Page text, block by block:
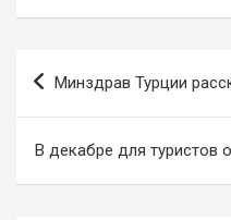
Навигация
по
записям
Минздрав Турции
В декабре для туристов